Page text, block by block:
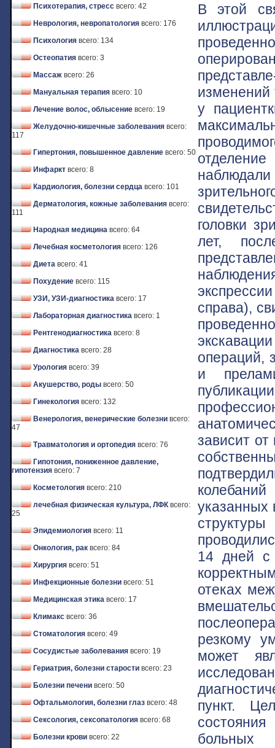
Психотерапия, стресс всего: 42
Неврология, невропатология всего: 176
Психология всего: 134
Остеопатия всего: 3
Массаж всего: 26
Мануальная терапия всего: 10
Лечение волос, облысение всего: 19
Желудочно-кишечные заболевания всего:
117
Гипертония, повышенное давление всего: 50
Инфаркт всего: 8
Кардиология, болезни сердца всего: 101
Дерматология, кожные заболевания всего:
111
Народная медицина всего: 64
Лечебная косметология всего: 126
Диета всего: 41
Похудение всего: 115
УЗИ, УЗИ-диагностика всего: 17
Лабораторная диагностика всего: 1
Рентгенодиагностика всего: 8
Диагностика всего: 28
Урология всего: 39
Акушерство, роды всего: 50
Гинекология всего: 132
Венерология, венерические болезни всего:
47
Травматология и ортопедия всего: 76
Гипотония, пониженное давление,
гипотензия всего: 7
Косметология всего: 210
лечебная физическая культура, ЛФК всего:
25
Эпидемиология всего: 11
Онкология, рак всего: 84
Хирургия всего: 51
Инфекционные болезни всего: 51
Медицинская этика всего: 17
Климакс всего: 36
Стоматология всего: 49
Сосудистые заболевания всего: 19
Гериатрия, болезни старости всего: 23
Болезни печени всего: 50
Офтальмология, болезни глаз всего: 48
Сексология, сексопатология всего: 68
Болезни крови всего: 22
В этой
изменений
у
наблюдали
головки
лет,
справа),
операций,
и
зависит
указанных
14 дней с
отеках
резкому
может
пункт.
больных